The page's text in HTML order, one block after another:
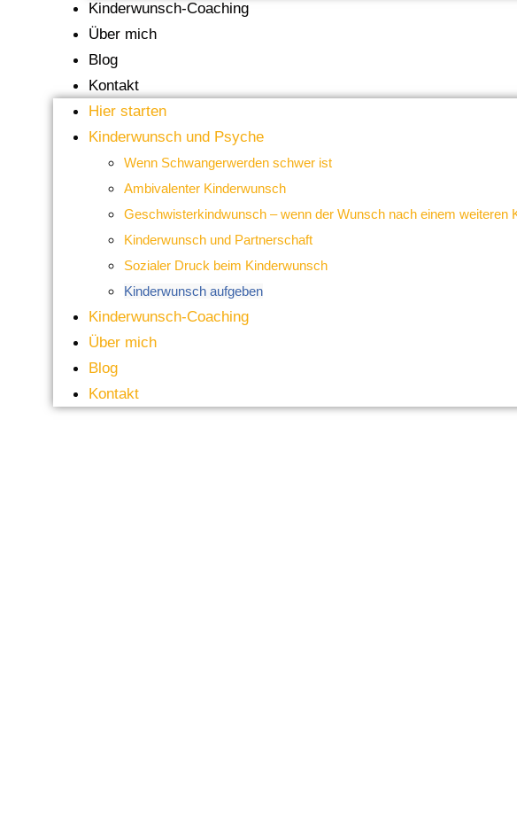
Kinderwunsch-Coaching
Über mich
Blog
Kontakt
Hier starten
Kinderwunsch und Psyche
Wenn Schwangerwerden schwer ist
Ambivalenter Kinderwunsch
Geschwisterkindwunsch – wenn der Wunsch nach einem weiteren
Kinderwunsch und Partnerschaft
Sozialer Druck beim Kinderwunsch
Kinderwunsch aufgeben
Kinderwunsch-Coaching
Über mich
Blog
Kontakt